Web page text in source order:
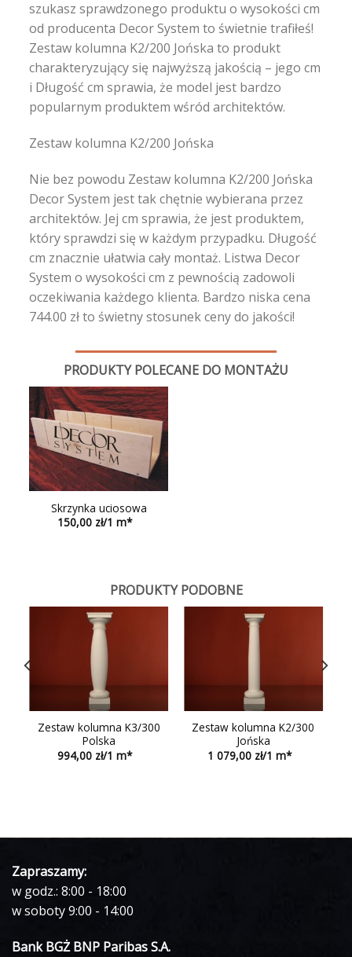
szukasz sprawdzonego produktu o wysokości cm
od producenta Decor System to świetnie trafiłeś!
Zestaw kolumna K2/200 Jońska to produkt
charakteryzujący się najwyższą jakością – jego cm
i Długość cm sprawia, że model jest bardzo
popularnym produktem wśród architektów.
Zestaw kolumna K2/200 Jońska
Nie bez powodu Zestaw kolumna K2/200 Jońska
Decor System jest tak chętnie wybierana przez
architektów. Jej cm sprawia, że jest produktem,
który sprawdzi się w każdym przypadku. Długość
cm znacznie ułatwia cały montaż. Listwa Decor
System o wysokości cm z pewnością zadowoli
oczekiwania każdego klienta. Bardzo niska cena
744.00 zł to świetny stosunek ceny do jakości!
PRODUKTY POLECANE DO MONTAŻU
Skrzynka uciosowa
150,00
PRODUKTY PODOBNE
Zestaw kolumna K3/300
Polska
994,00
Zestaw kolumna K2/300
Jońska
1 079,00
Zapraszamy:
w godz.: 8:00 - 18:00
w soboty 9:00 - 14:00
Bank BGŻ BNP Paribas S.A.